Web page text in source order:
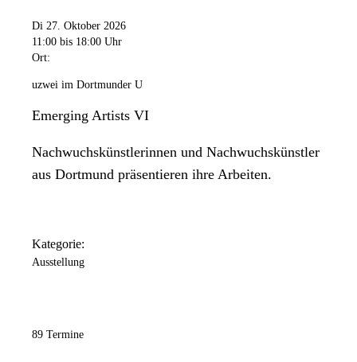
Di 27. Oktober 2026
11:00 bis 18:00 Uhr
Ort:
uzwei im Dortmunder U
Emerging Artists VI
Nachwuchskünstlerinnen und Nachwuchskünstler
aus Dortmund präsentieren ihre Arbeiten.
Kategorie:
Ausstellung
89 Termine